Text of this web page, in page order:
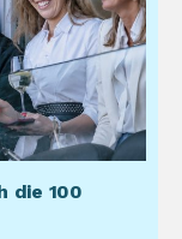
die 100